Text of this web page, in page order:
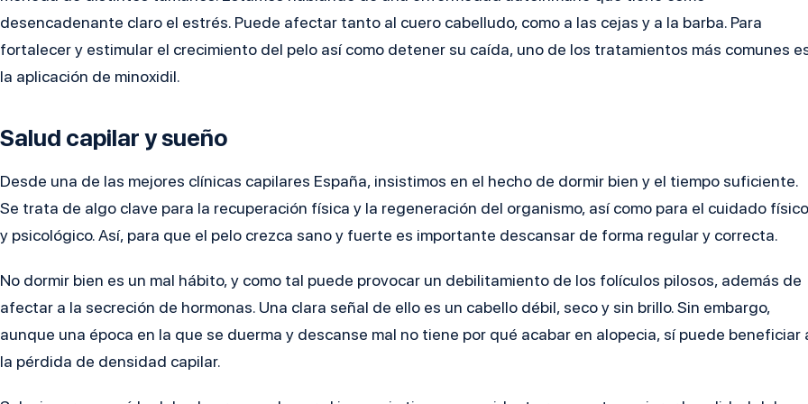
desencadenante claro el estrés. Puede afectar tanto al cuero cabelludo, como a las cejas y a la barba. Para
fortalecer y estimular el crecimiento del pelo así como detener su caída, uno de los tratamientos más comunes
la aplicación de minoxidil.
Salud capilar y sueño
Desde una de las mejores clínicas capilares España, insistimos en el hecho de dormir bien y el tiempo suficiente.
Se trata de algo clave para la recuperación física y la regeneración del organismo, así como para el cuidado físico
y psicológico. Así, para que el pelo crezca sano y fuerte es importante descansar de forma regular y correcta.
No dormir bien es un mal hábito, y como tal puede provocar un debilitamiento de los folículos pilosos, además de
afectar a la secreción de hormonas. Una clara señal de ello es un cabello débil, seco y sin brillo. Sin embargo,
aunque una época en la que se duerma y descanse mal no tiene por qué acabar en alopecia, sí puede beneficiar
la pérdida de densidad capilar.